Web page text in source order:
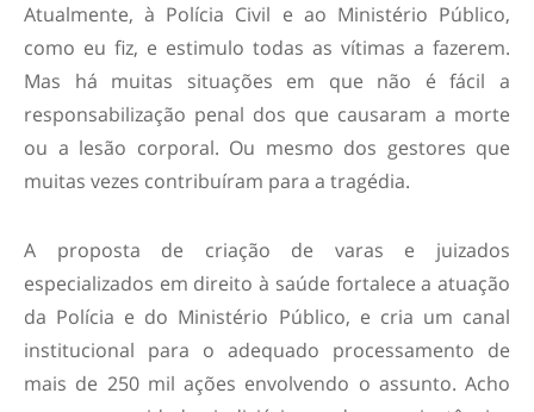
Atualmente, à Polícia Civil e ao Ministério Público,
como eu fiz, e estimulo todas as vítimas a fazerem.
Mas há muitas situações em que não é fácil a
responsabilização penal dos que causaram a morte
ou a lesão corporal. Ou mesmo dos gestores que
muitas vezes contribuíram para a tragédia.
A proposta de criação de varas e juizados
especializados em direito à saúde fortalece a atuação
da Polícia e do Ministério Público, e cria um canal
institucional para o adequado processamento de
mais de 250 mil ações envolvendo o assunto. Acho